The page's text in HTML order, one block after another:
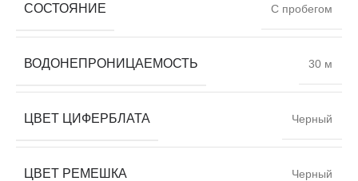
СОСТОЯНИЕ С пробегом
ВОДОНЕПРОНИЦАЕМОСТЬ 30 м
ЦВЕТ ЦИФЕРБЛАТА Черный
ЦВЕТ РЕМЕШКА Черный